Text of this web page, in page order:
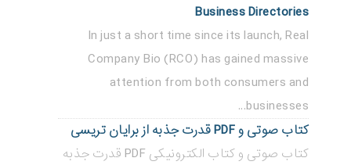
Business Directories
In just a short time since its launch, Real
Company Bio (RCO) has gained massive
attention from both consumers and
businesses...
کتاب صوتی و PDF قدرت جذبه از برایان تریسی
کتاب صوتی و کتاب الکترونیکی PDF قدرت جذبه